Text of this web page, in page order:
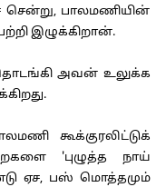
சென்று, பாலமணியின்
இழுக்கிறான்.
அவன் உலுக்க
கூக்குரலிட்டுக்
'புழுத்த நாய்
ஏச, பஸ் மொத்தமும்